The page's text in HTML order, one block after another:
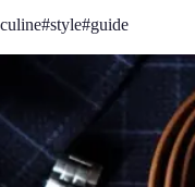
#style#guide